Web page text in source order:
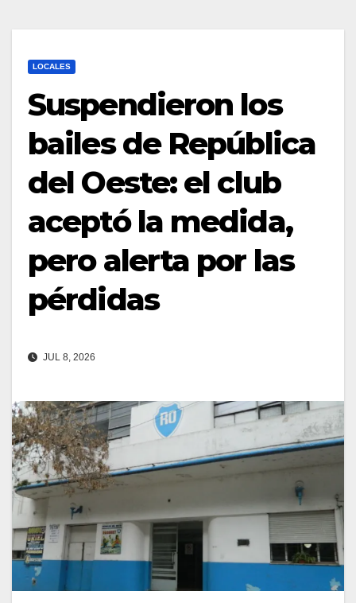
LOCALES
Suspendieron los
bailes de República
del Oeste: el club
aceptó la medida,
pero alerta por las
pérdidas
JUL 8, 2026